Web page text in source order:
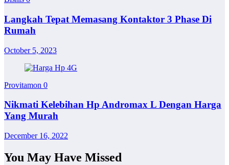
Langkah Tepat Memasang Kontaktor 3 Phase Di
Rumah
October 5, 2023
Provitamon 0
Nikmati Kelebihan Hp Andromax L Dengan Harga
Yang Murah
December 16, 2022
You May Have Missed